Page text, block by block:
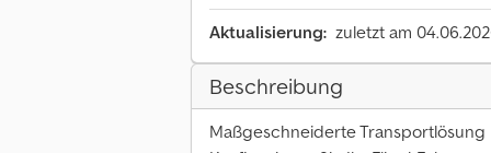
Aktualisierung: zuletzt am
Beschreibung
Maßgeschneiderte Transportlösung